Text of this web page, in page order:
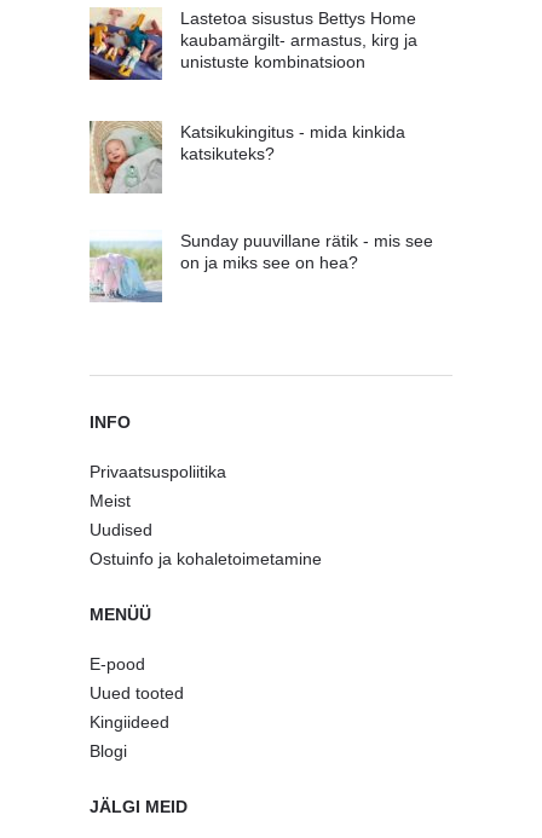
Lastetoa sisustus Bettys Home
kaubamärgilt- armastus, kirg ja
unistuste kombinatsioon
Katsikukingitus - mida kinkida
katsikuteks?
Sunday puuvillane rätik - mis see
on ja miks see on hea?
INFO
Privaatsuspoliitika
Meist
Uudised
Ostuinfo ja kohaletoimetamine
MENÜÜ
E-pood
Uued tooted
Kingiideed
Blogi
JÄLGI MEID